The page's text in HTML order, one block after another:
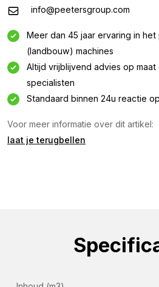
info@peetersgroup.com
Meer dan 45 jaar ervaring in
(landbouw) machines
Altijd vrijblijvend advies op
specialisten
Standaard binnen 24u reactie
Voor meer informatie over dit artikel:
laat je terugbellen
Informatie
Geïnteresseerd in deze
via dit formulier.
Telefoon